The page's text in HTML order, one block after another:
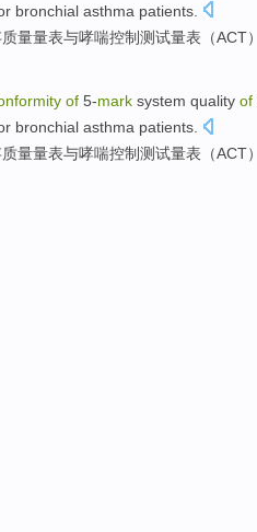
bronchial asthma patients
质量量表与哮喘控制测试量表（ACT）
of 5-mark system quality of
bronchial asthma patients.
质量量表与哮喘控制测试量表（ACT）